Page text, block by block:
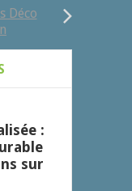
Déco
:
sur